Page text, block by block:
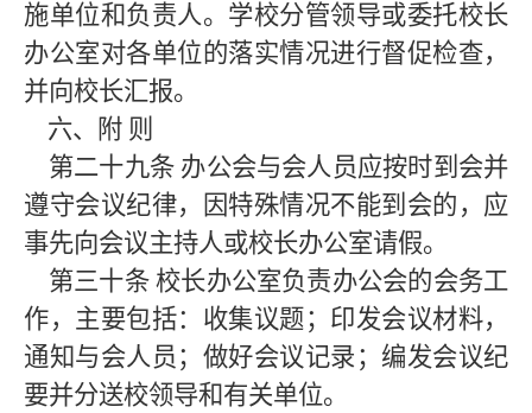
施单位和负责人。学校分管领导或委托校长
办公室对各单位的落实情况进行督促检查，
并向校长汇报。
六、附 则
第二十九条 办公会与会人员应按时到会并
遵守会议纪律，因特殊情况不能到会的，应
事先向会议主持人或校长办公室请假。
第三十条 校长办公室负责办公会的会务工
作，主要包括：收集议题；印发会议材料，
通知与会人员；做好会议记录；编发会议纪
要并分送校领导和有关单位。